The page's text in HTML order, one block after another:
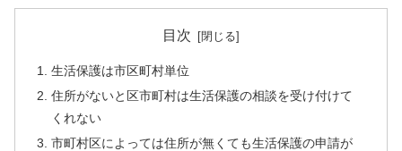
目次
生活保護は市区町村単位
住所がないと区市町村は生活保護の相談を受け付けて
くれない
市町村区によっては住所が無くても生活保護の申請が